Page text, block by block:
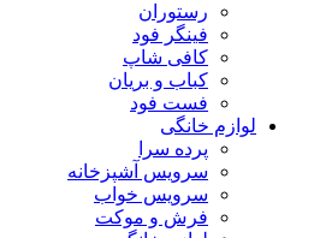
رستوران
فینگر فود
کافی شاپ
کباب و بریان
فست فود
لوازم خانگی
پرده سرا
سرویس آشپزخانه
سرویس خواب
فرش و موکت